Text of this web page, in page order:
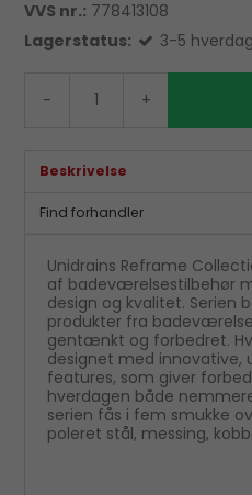
VVS nr.: 778413108
Lagerstatus:
3-5
- +
Beskrivelse
Find forhandler
Unidrains Reframe
af badeværelsestilbehør
design og kvalitet. Serien
produkter fra
gentænkt og forbedret.
designet med innovative,
features, som giver
hverdagen både
serien fås i fem smukke
poleret stål, messing,